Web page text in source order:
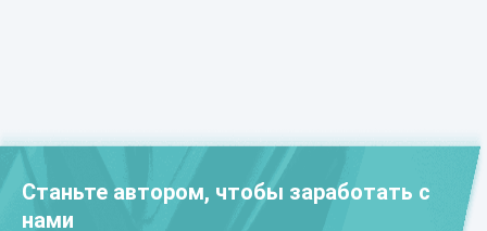
Станьте автором, чтобы заработать с
нами